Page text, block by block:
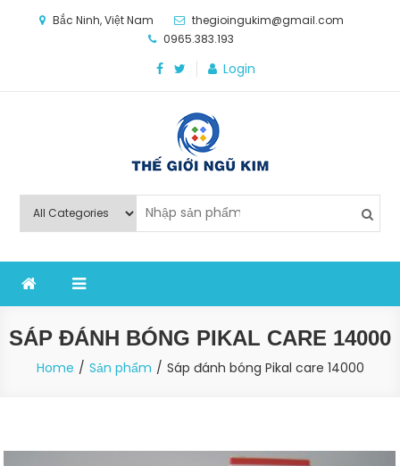
Bắc Ninh, Việt Nam
thegioingukim@gmail.com
0965.383.193
Login
Thế Giới Ngũ Kim
nghiệp sản xuất
SÁP ĐÁNH BÓNG PIKAL CARE 14000
Home Sản phẩm Sáp đánh bóng Pikal care 14000